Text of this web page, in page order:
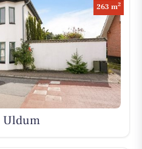
263 m2
Uldum